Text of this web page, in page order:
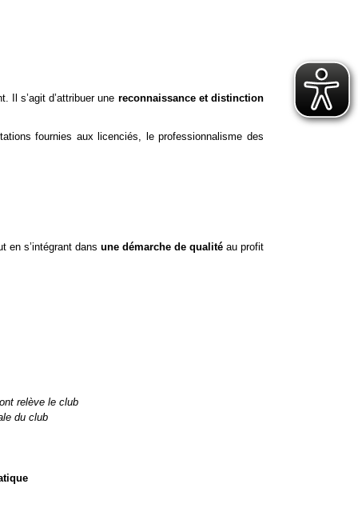
Il s’agit d’attribuer une reconnaissance et distinction
fournies aux licenciés, le professionnalisme des
en s’intégrant dans une démarche de qualité au profit
relève le club
du club